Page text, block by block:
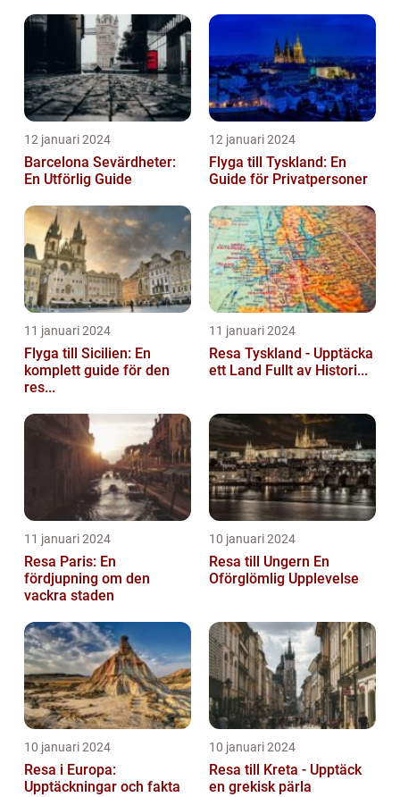
12 januari 2024
Barcelona Sevärdheter:
En Utförlig Guide
12 januari 2024
Flyga till Tyskland: En
Guide för Privatpersoner
11 januari 2024
Flyga till Sicilien: En
komplett guide för den
res...
11 januari 2024
Resa Tyskland - Upptäcka
ett Land Fullt av Histori...
11 januari 2024
Resa Paris: En
fördjupning om den
vackra staden
10 januari 2024
Resa till Ungern En
Oförglömlig Upplevelse
10 januari 2024
Resa i Europa:
Upptäckningar och fakta
10 januari 2024
Resa till Kreta - Upptäck
en grekisk pärla